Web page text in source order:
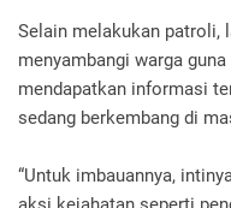
Selain melakukan patroli,
menyambangi warga
mendapatkan informasi
sedang berkembang di
“Untuk imbauannya,